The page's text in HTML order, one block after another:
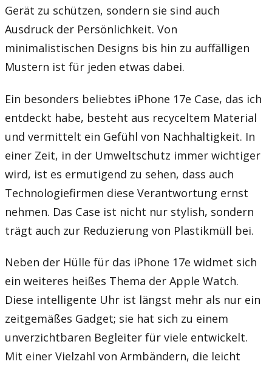
Gerät zu schützen, sondern sie sind auch
Ausdruck der Persönlichkeit. Von
minimalistischen Designs bis hin zu auffälligen
Mustern ist für jeden etwas dabei.
Ein besonders beliebtes iPhone 17e Case, das ich
entdeckt habe, besteht aus recyceltem Material
und vermittelt ein Gefühl von Nachhaltigkeit. In
einer Zeit, in der Umweltschutz immer wichtiger
wird, ist es ermutigend zu sehen, dass auch
Technologiefirmen diese Verantwortung ernst
nehmen. Das Case ist nicht nur stylish, sondern
trägt auch zur Reduzierung von Plastikmüll bei.
Neben der Hülle für das iPhone 17e widmet sich
ein weiteres heißes Thema der Apple Watch.
Diese intelligente Uhr ist längst mehr als nur ein
zeitgemäßes Gadget; sie hat sich zu einem
unverzichtbaren Begleiter für viele entwickelt.
Mit einer Vielzahl von Armbändern, die leicht